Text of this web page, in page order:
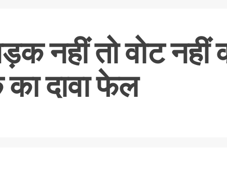
नहीं तो वोट नहीं
दावा फेल